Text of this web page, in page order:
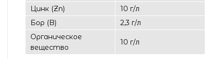
Цинк (Zn)
10 г/л
Бор (B)
2,3 г/л
Органическое
вещество
10 г/л